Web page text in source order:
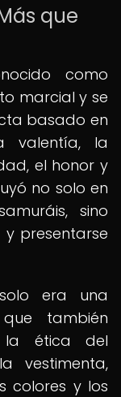
que
como
marcial y se
basado en
valentía, la
el honor y
no solo en
sino
presentarse
era una
también
la ética del
vestimenta,
colores y los